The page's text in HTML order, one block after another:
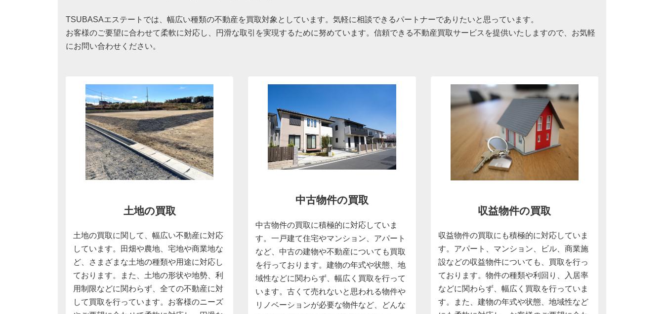
TSUBASAエステートでは、幅広い種類の不動産を買取対象としています。気軽に相談できるパートナーでありたいと思っています。
お客様のご要望に合わせて柔軟に対応し、円滑な取引を実現するために努めています。信頼できる不動産買取サービスを提供いたしますので、お気軽
にお問い合わせください。
土地の買取
土地の買取に関して、幅広い不動産に対応
しています。田畑や農地、宅地や商業地な
ど、さまざまな土地の種類や用途に対応し
ております。また、土地の形状や地勢、利
用制限などに関わらず、全ての不動産に対
して買取を行っています。お客様のニーズ
中古物件の買取
中古物件の買取に積極的に対応していま
す。一戸建て住宅やマンション、アパート
など、中古の建物や不動産についても買取
を行っております。建物の年式や状態、地
域性などに関わらず、幅広く買取を行って
います。古くて売れないと思われる物件や
リノベーションが必要な物件など、どんな
収益物件の買取
収益物件の買取にも積極的に対応していま
す。アパート、マンション、ビル、商業施
設などの収益物件についても、買取を行っ
ております。物件の種類や利回り、入居率
などに関わらず、幅広く買取を行っていま
す。また、建物の年式や状態、地域性など